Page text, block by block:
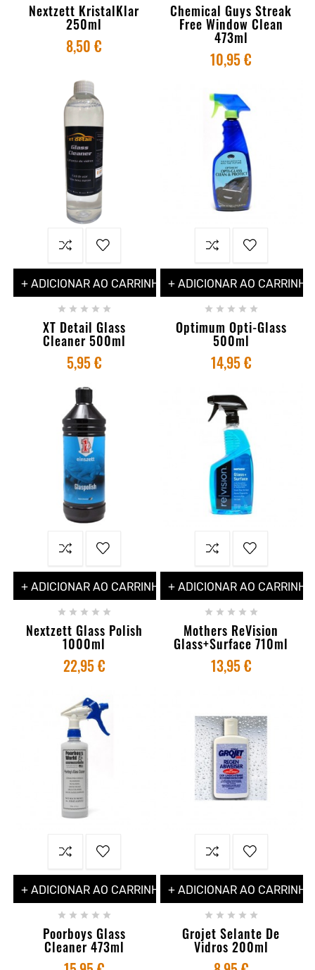
Nextzett KristalKlar
250ml
8,50 €
Chemical Guys Streak
Free Window Clean
473ml
10,95 €
+ ADICIONAR AO CARRINHO
    
XT Detail Glass
Cleaner 500ml
5,95 €
+ ADICIONAR AO CARRINHO
    
Optimum Opti-Glass
500ml
14,95 €
+ ADICIONAR AO CARRINHO
    
Nextzett Glass Polish
1000ml
22,95 €
+ ADICIONAR AO CARRINHO
    
Mothers ReVision
Glass+Surface 710ml
13,95 €
+ ADICIONAR AO CARRINHO
    
Poorboys Glass
Cleaner 473ml
+ ADICIONAR AO CARRINHO
    
Grojet Selante De
Vidros 200ml